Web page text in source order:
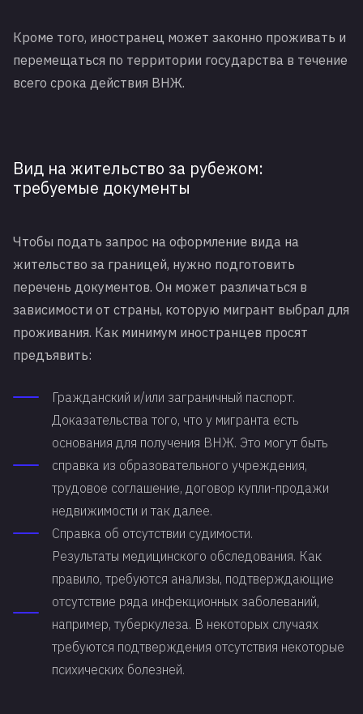
Кроме того, иностранец может законно проживать и
перемещаться по территории государства в течение
всего срока действия ВНЖ.
Вид на жительство за рубежом:
требуемые документы
Чтобы подать запрос на оформление вида на
жительство за границей, нужно подготовить
перечень документов. Он может различаться в
зависимости от страны, которую мигрант выбрал для
проживания. Как минимум иностранцев просят
предъявить:
Гражданский и/или заграничный паспорт.
Доказательства того, что у мигранта есть
основания для получения ВНЖ. Это могут быть
справка из образовательного учреждения,
трудовое соглашение, договор купли-продажи
недвижимости и так далее.
Справка об отсутствии судимости.
Результаты медицинского обследования. Как
правило, требуются анализы, подтверждающие
отсутствие ряда инфекционных заболеваний,
например, туберкулеза. В некоторых случаях
требуются подтверждения отсутствия некоторые
психических болезней.